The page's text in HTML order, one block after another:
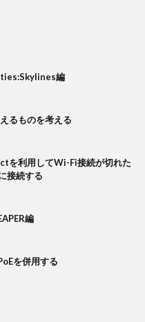
編
るものを考える
利用してWi-Fi接続が切れた
接続する
編
を併用する